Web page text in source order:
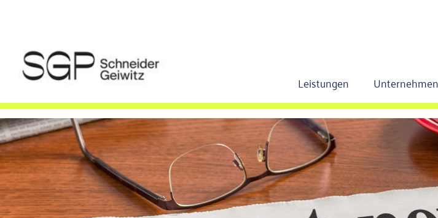
Leistungen Unternehmen